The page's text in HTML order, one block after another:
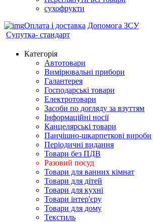
сухофрукти
Оплата і доставка Допомога ЗСУ
Супутка- стандарт
Категорія
Автотовари
Вимірювальні прибори
Галантерея
Господарські товари
Електротовари
Засоби по догляду за взуттям
Інформаційні носії
Канцелярські товари
Панчішно-шкарпеткові вироби
Періодичні видання
Товари без ПДВ
Разовий посуд
Товари для ванних кімнат
Товари для дітей
Товари для кухні
Товари інтер'єру
Товари для дому
Текстиль